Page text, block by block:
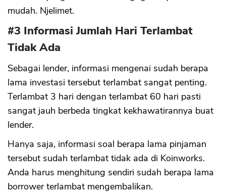
mudah. Njelimet.
#3 Informasi Jumlah Hari Terlambat
Tidak Ada
Sebagai lender, informasi mengenai sudah berapa
lama investasi tersebut terlambat sangat penting.
Terlambat 3 hari dengan terlambat 60 hari pasti
sangat jauh berbeda tingkat kekhawatirannya buat
lender.
Hanya saja, informasi soal berapa lama pinjaman
tersebut sudah terlambat tidak ada di Koinworks.
Anda harus menghitung sendiri sudah berapa lama
borrower terlambat mengembalikan.